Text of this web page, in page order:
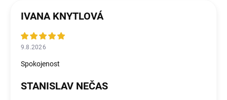
IVANA KNYTLOVÁ
9.8.2026
Spokojenost
STANISLAV NEČAS